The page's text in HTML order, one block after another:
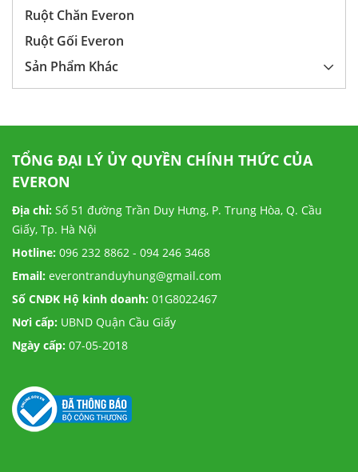
Ruột Chăn Everon
Ruột Gối Everon
Sản Phẩm Khác
TỔNG ĐẠI LÝ ỦY QUYỀN CHÍNH THỨC CỦA
EVERON
Địa chỉ: Số 51 đường Trần Duy Hưng, P. Trung Hòa, Q. Cầu
Giấy, Tp. Hà Nội
Hotline: 096 232 8862 - 094 246 3468
Email: everontranduyhung@gmail.com
Số CNĐK Hộ kinh doanh: 01G8022467
Nơi cấp: UBND Quận Cầu Giấy
Ngày cấp: 07-05-2018